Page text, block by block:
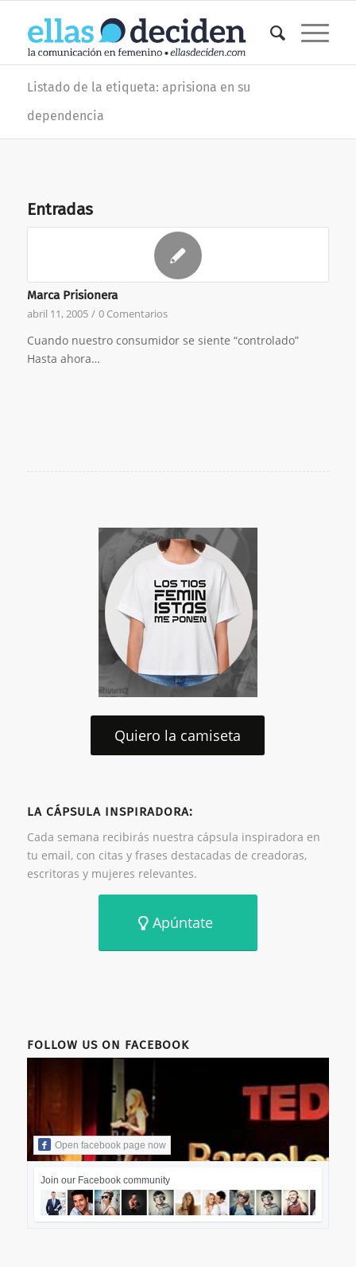
Listado de la etiqueta: aprisiona en su
dependencia
Entradas
Marca Prisionera
abril 11, 2005 / 0 Comentarios
Cuando nuestro consumidor se siente “controlado”
Hasta ahora…
Quiero la camiseta
LA CÁPSULA INSPIRADORA:
Cada semana recibirás nuestra cápsula inspiradora en
tu email, con citas y frases destacadas de creadoras,
escritoras y mujeres relevantes.
Apúntate
FOLLOW US ON FACEBOOK
Open facebook page now
Join our Facebook community